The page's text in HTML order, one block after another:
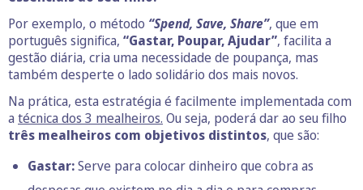
Por exemplo, o método “Spend, Save, Share”, que em
português significa, “Gastar, Poupar, Ajudar”, facilita a
gestão diária, cria uma necessidade de poupança, mas
também desperte o lado solidário dos mais novos.
Na prática, esta estratégia é facilmente implementada com
a técnica dos 3 mealheiros. Ou seja, poderá dar ao seu filho
três mealheiros com objetivos distintos, que são:
Gastar:Serve para colocar dinheiro que cobra as